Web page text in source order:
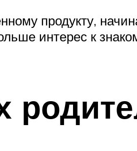
продукту,
интерес к